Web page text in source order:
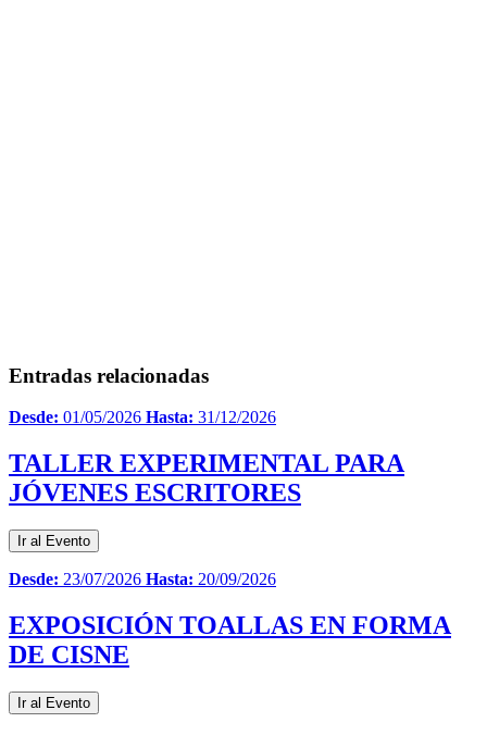
Entradas relacionadas
Desde: 01/05/2026 Hasta: 31/12/2026
TALLER EXPERIMENTAL PARA
JÓVENES ESCRITORES
Ir al Evento
Desde: 23/07/2026 Hasta: 20/09/2026
EXPOSICIÓN TOALLAS EN FORMA
DE CISNE
Ir al Evento